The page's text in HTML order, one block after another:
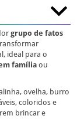
grupo de fatos
ideal para o
família ou
ovelha, burro
coloridos e
brincar e